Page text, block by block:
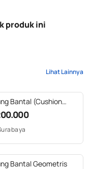
produk ini
Lihat Lainnya
Bantal (Cushion
Bantal Geometris